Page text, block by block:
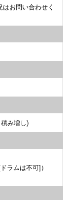
お問い合わせく
み増し)
ラムは不可]）